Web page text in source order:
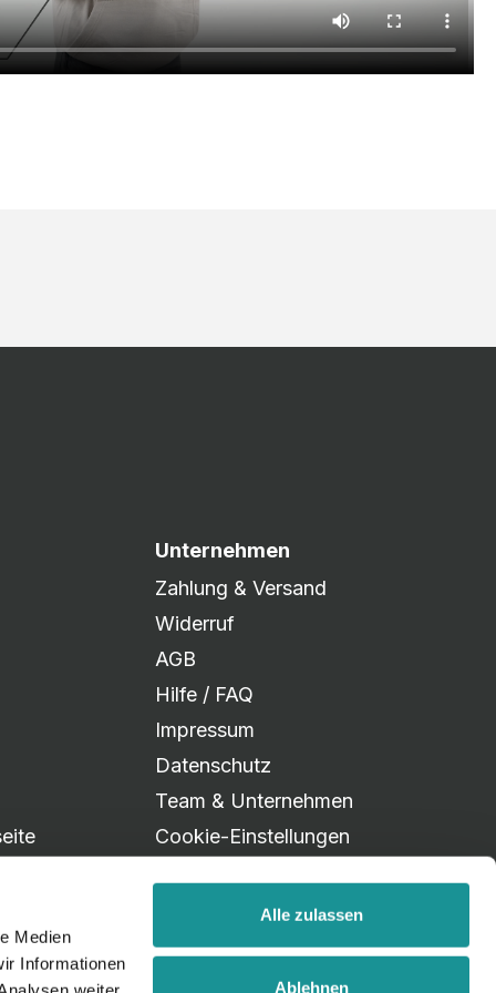
Medien
Informationen
Alle zulassen
Ablehnen
Unternehmen
Zahlung & Versand
Widerruf
AGB
Hilfe / FAQ
Impressum
Datenschutz
Team & Unternehmen
Cookie-Einstellungen